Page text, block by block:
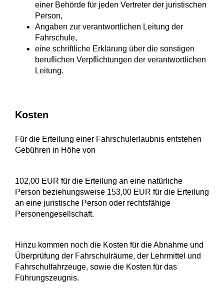
einer Behörde für jeden Vertreter der juristischen
Person,
Angaben zur verantwortlichen Leitung der
Fahrschule,
eine schriftliche Erklärung über die sonstigen
beruflichen Verpflichtungen der verantwortlichen
Leitung.
Kosten
Für die Erteilung einer Fahrschulerlaubnis entstehen
Gebühren in Höhe von
102,00 EUR für die Erteilung an eine natürliche
Person beziehungsweise 153,00 EUR für die Erteilung
an eine juristische Person oder rechtsfähige
Personengesellschaft.
Hinzu kommen noch die Kosten für die Abnahme und
Überprüfung der Fahrschulräume, der Lehrmittel und
Fahrschulfahrzeuge, sowie die Kosten für das
Führungszeugnis.